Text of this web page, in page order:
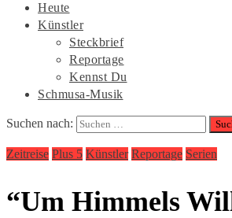
Heute
Künstler
Steckbrief
Reportage
Kennst Du
Schmusa-Musik
Suchen nach:
Zeitreise Plus 5 Künstler Reportage Serien
“Um Himmels